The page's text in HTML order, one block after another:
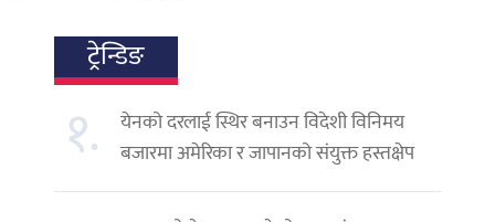
ट्रेन्डिङ
१.
येनको दरलाई स्थिर बनाउन विदेशी विनिमय
बजारमा अमेरिका र जापानको संयुक्त हस्तक्षेप